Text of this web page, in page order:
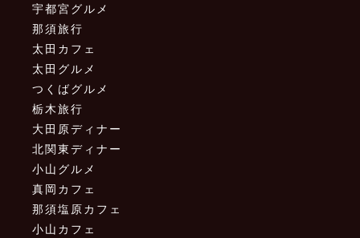
宇都宮グルメ
那須旅行
太田カフェ
太田グルメ
つくばグルメ
栃木旅行
大田原ディナー
北関東ディナー
小山グルメ
真岡カフェ
那須塩原カフェ
小山カフェ